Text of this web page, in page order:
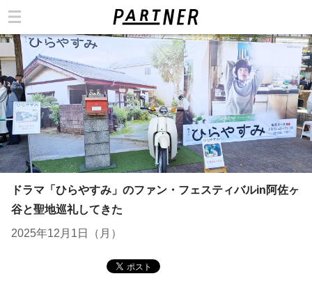
ドラマ「ひらやすみ」のファン・フェスティバルin阿佐ヶ
谷と聖地巡礼してきた
2025年12月1日（月）
カテゴリ